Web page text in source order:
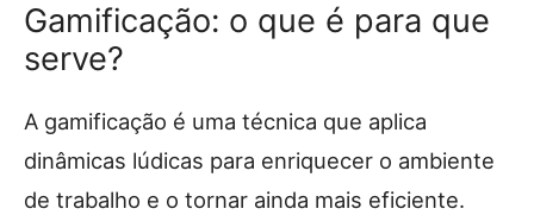
Gamificação: o que é para que
serve?
A gamificação é uma técnica que aplica
dinâmicas lúdicas para enriquecer o ambiente
de trabalho e o tornar ainda mais eficiente.